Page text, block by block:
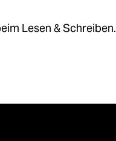
Lesen & Schreiben.